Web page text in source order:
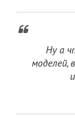
Ну а
моделей,